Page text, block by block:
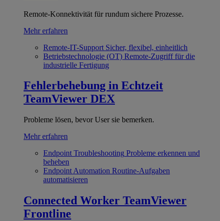
Remote-Konnektivität für rundum sichere Prozesse.
Mehr erfahren
Remote-IT-Support Sicher, flexibel, einheitlich
Betriebstechnologie (OT) Remote-Zugriff für die
industrielle Fertigung
Fehlerbehebung in Echtzeit
TeamViewer DEX
Probleme lösen, bevor User sie bemerken.
Mehr erfahren
Endpoint Troubleshooting Probleme erkennen und
beheben
Endpoint Automation Routine-Aufgaben
automatisieren
Connected Worker TeamViewer
Frontline